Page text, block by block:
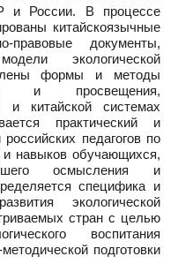
и России. В процессе
китайскоязычные
правовые документы,
экологической
формы и методы
и просвещения,
и китайской системах
практический и
педагогов по
и навыков обучающихся,
осмысления и
специфика и
экологической
стран с целью
воспитания
подготовки